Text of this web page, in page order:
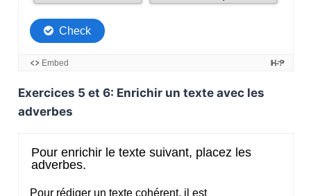
Exercices 5 et 6: Enrichir un texte avec les
adverbes